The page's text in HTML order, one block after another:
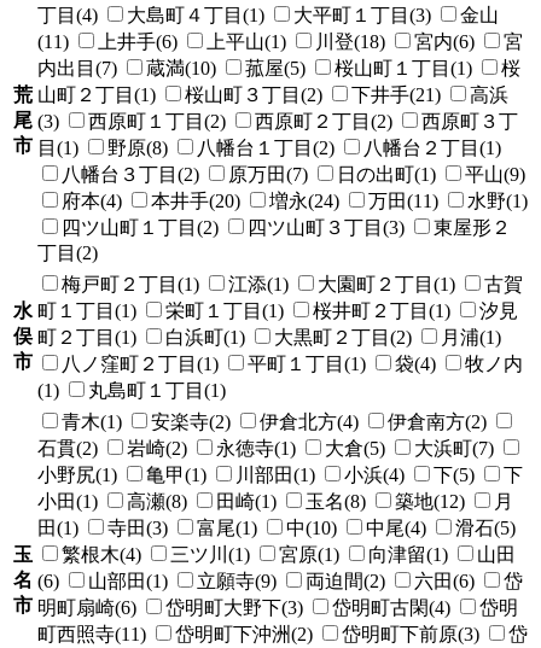
荒
尾
市
丁目(4)
大島町４丁目(1) 大平町１丁目(3)
金山
(11)
上井手(6) 上平山(1) 川登(18) 宮内(6)
宮
内出目(7)
蔵満(10) 菰屋(5) 桜山町１丁目(1)
桜
山町２丁目(1)
桜山町３丁目(2) 下井手(21)
高浜
(3)
西原町１丁目(2) 西原町２丁目(2)
西原町３丁
目(1)
野原(8) 八幡台１丁目(2)
八幡台２丁目(1)
八幡台３丁目(2)
原万田(7) 日の出町(1)
平山(9)
府本(4)
本井手(20) 増永(24) 万田(11)
水野(1)
四ツ山町１丁目(2)
四ツ山町３丁目(3)
東屋形２
丁目(2)
水
俣
市
梅戸町２丁目(1) 江添(1) 大園町２丁目(1)
古賀
町１丁目(1)
栄町１丁目(1) 桜井町２丁目(1)
汐見
町２丁目(1)
白浜町(1) 大黒町２丁目(2)
月浦(1)
八ノ窪町２丁目(1)
平町１丁目(1) 袋(4)
牧ノ内
(1)
丸島町１丁目(1)
玉
名
市
青木(1) 安楽寺(2) 伊倉北方(4)
伊倉南方(2)
石貫(2)
岩崎(2) 永徳寺(1) 大倉(5)
大浜町(7)
小野尻(1)
亀甲(1) 川部田(1) 小浜(4) 下(5)
下
小田(1)
高瀬(8) 田崎(1) 玉名(8) 築地(12)
月
田(1)
寺田(3) 富尾(1) 中(10) 中尾(4)
滑石(5)
繁根木(4)
三ツ川(1) 宮原(1) 向津留(1)
山田
(6)
山部田(1) 立願寺(9) 両迫間(2) 六田(6)
岱
明町扇崎(6)
岱明町大野下(3) 岱明町古閑(4)
岱明
町西照寺(11)
岱明町下沖洲(2) 岱明町下前原(3)
岱